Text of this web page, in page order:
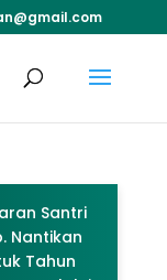
Santri
Nantikan
Tahun